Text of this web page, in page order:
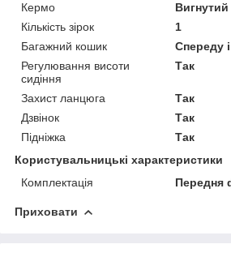
Кермо
Вигнутий
Кількість зірок
1
Багажний кошик
Спереду
Регулювання висоти
сидіння
Так
Захист ланцюга
Так
Дзвінок
Так
Підніжка
Так
Користувальницькі характеристики
Комплектація
Передня
Приховати